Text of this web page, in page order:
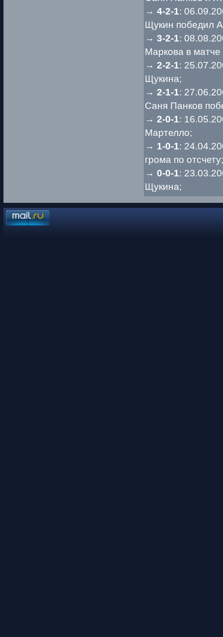
→ 4-2-1:
Щукин победил
→ 3-2-1:
Маркова в
→ 2-2-1:
Щукина;
→ 2-1-1:
Саня Панков
→ 2-0-1:
Мартелло;
→ 1-0-1:
грома по отсчету;
→ 0-0-1:
Щукина;